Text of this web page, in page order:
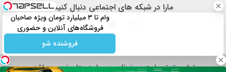
مارا در شبکه های اجتماعی دنبال کنید
تمام حقوق سایت محفوظ و مربوط به رهام خبر می باشد.
وام تا ۳ میلیارد تومان ویژه صاحبان
فروشگاه‌های آنلاین و حضوری
فروشنده شو